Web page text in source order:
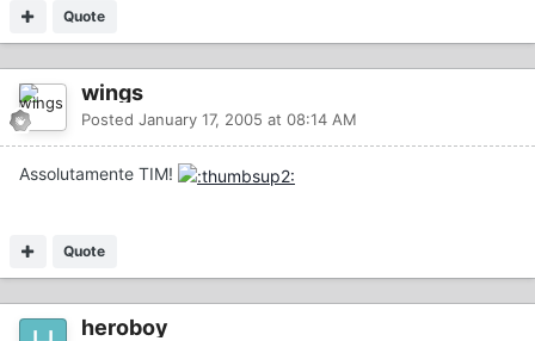
Quote
wings
Posted January 17, 2005 at 08:14 AM
Assolutamente TIM!
Quote
heroboy